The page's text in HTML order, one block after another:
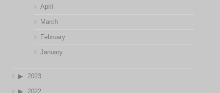
April
March
February
January
2023
2022